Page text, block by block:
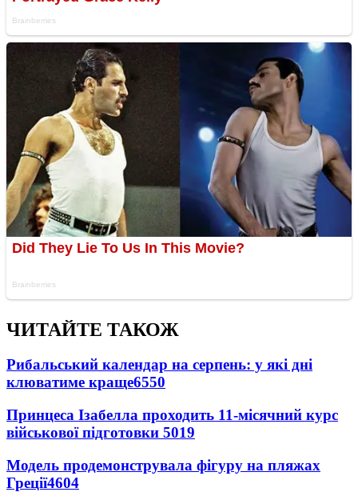
ЧИТАЙТЕ ТАКОЖ
Рибальський календар на серпень: у які дні
клюватиме краще6550
Принцеса Ізабелла проходить 11-місячний курс
військової підготовки 5019
Модель продемонструвала фігуру на пляжах
Греції4604